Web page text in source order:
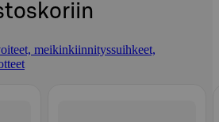
meikinkiinnityssuihkeet,